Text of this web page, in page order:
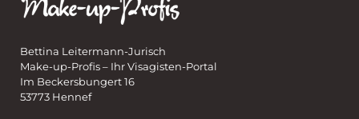
Bettina Leitermann-Jurisch
Make-up-Profis – Ihr Visagisten-Portal
Im Beckersbungert 16
53773 Hennef